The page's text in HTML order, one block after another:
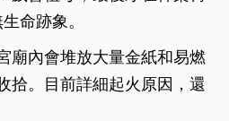
命跡象。
廟內會堆放大量金紙和易燃
拾。目前詳細起火原因，還